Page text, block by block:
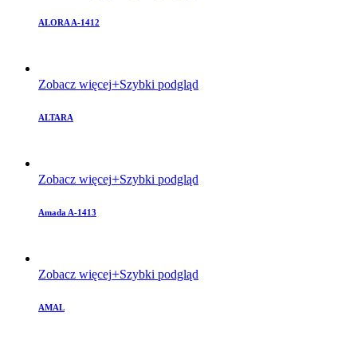
ALORA A-1412
Zobacz więcej Szybki podgląd
ALTARA
Zobacz więcej Szybki podgląd
Amada A-1413
Zobacz więcej Szybki podgląd
AMAL